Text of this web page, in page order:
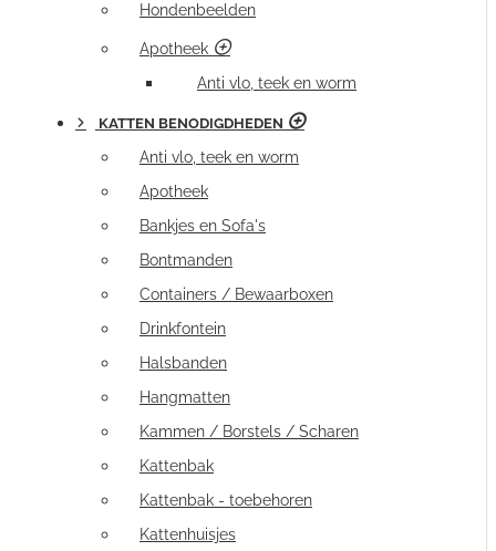
Hondenbeelden
Apotheek
Anti vlo, teek en worm
KATTEN BENODIGDHEDEN
Anti vlo, teek en worm
Apotheek
Bankjes en Sofa's
Bontmanden
Containers / Bewaarboxen
Drinkfontein
Halsbanden
Hangmatten
Kammen / Borstels / Scharen
Kattenbak
Kattenbak - toebehoren
Kattenhuisjes